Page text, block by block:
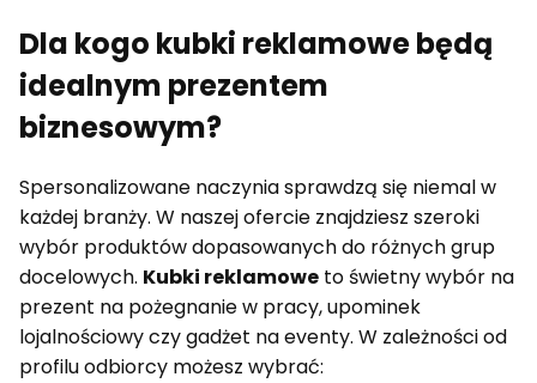
Dla kogo kubki reklamowe będą
idealnym prezentem
biznesowym?
Spersonalizowane naczynia sprawdzą się niemal w
każdej branży. W naszej ofercie znajdziesz szeroki
wybór produktów dopasowanych do różnych grup
docelowych. Kubki reklamowe to świetny wybór na
prezent na pożegnanie w pracy, upominek
lojalnościowy czy gadżet na eventy. W zależności od
profilu odbiorcy możesz wybrać: